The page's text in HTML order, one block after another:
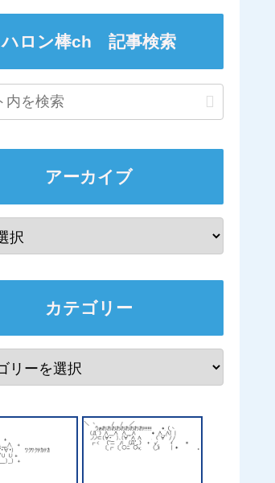
ハロン棒ch 記事検索
アーカイブ
カテゴリー